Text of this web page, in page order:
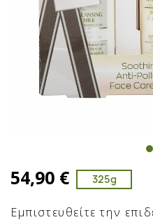
54,90 € 325g
Εμπιστευθείτε την